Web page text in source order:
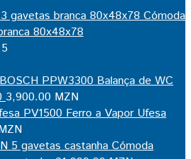
Cómoda
80x48x78
Balança de WC
3,900.00 MZN
Ferro a Vapor Ufesa
Cómoda